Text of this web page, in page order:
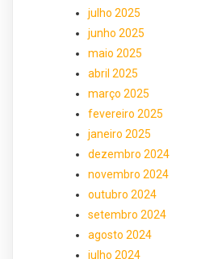
julho 2025
junho 2025
maio 2025
abril 2025
março 2025
fevereiro 2025
janeiro 2025
dezembro 2024
novembro 2024
outubro 2024
setembro 2024
agosto 2024
julho 2024